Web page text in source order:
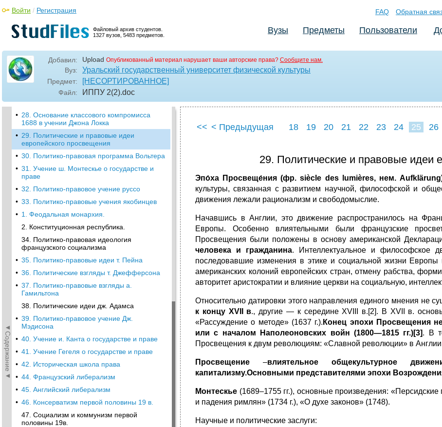
Файловый архив студентов.
1327 вузов, 5483 предметов.
Войти / Регистрация FAQ Обратная
Вузы Предметы Пользователи
Добавил: Upload Опубликованный материал нарушает ваши авторские права? Сообщите нам.
Вуз: Уральский государственный университет физической культуры
Предмет: [НЕСОРТИРОВАННОЕ]
Файл: ИППУ 2(2).doc
◄Содержание◄
Политическая система. Пути достижения
•
24. Учение Гуго Гроция о государстве и
политической и правовой мысли в XVII в
• 26.Политическое и правовое учение
Спинозы
27. Концепция "естественного права и
общественного договора"
• 28. Основание классового компромисса
1688 в учении Джона Локка
• 29. Политические и правовые идеи
европейского просвещения
• 30. Политико-правовая программа Вольтера
• 31. Учение ш. Монтескье о государстве и
праве
• 32. Политико-правовое учение руссо
• 33. Политико-правовые учения якобинцев
• 1. Феодальная монархия.
2. Конституционная республика.
34. Политико-правовая идеология
французского социализма
• 35. Политико-правовые идеи т. Пейна
• 36. Политические взгляды т. Джефферсона
• 37. Политико-правовые взгляды а.
Гамильтона
38. Политические идеи дж. Адамса
• 39. Политико-правовое учение Дж.
Мэдисона
• 40. Учение и. Канта о государстве и праве
• 41. Учение Гегеля о государстве и праве
• 42. Историческая школа права
• 44. Французский либерализм
• 45. Английский либерализм
• 46. Консерватизм первой половины 19 в.
47. Социализм и коммунизм первой
половины 19в.
<< < Предыдущая 18 19 20 21 22 23 24 25 26
29. Политические и правовые идеи
Эпо́ха Просвеще́ния (фр. siècle des lumières, нем.
культуры, связанная с развитием научной, философской и
движения лежали рационализм и свободомыслие.
Начавшись в Англии, это движение распространилось на
Европы. Особенно влиятельными были французские
Просвещения были положены в основу американской
человека и гражданина. Интеллектуальное и философское
последовавшие изменения в этике и социальной жизни
американских колоний европейских стран, отмену рабства,
авторитет аристократии и влияние церкви на социальную,
Относительно датировки этого направления единого мнения не
к концу XVII в., другие — к середине XVIII в.[2]. В XVII в.
«Рассуждение о методе» (1637 г.). Конец эпохи Просвещения
или с началом Наполеоновских войн (1800—1815 гг.)[3]. В
Просвещения к двум революциям: «Славной революции» в Англии
Просвещение–влиятельное общекультурное
капитализму.Основными представителями эпохи
Монтескье (1689–1755 гг.), основные произведения:
и падения римлян» (1734 г.), «О духе законов» (1748).
Научные и политические заслуги: